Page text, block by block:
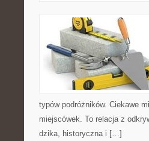
typów podróżników. Ciekawe
miejscówek. To relacja z
dzika, historyczna i […]